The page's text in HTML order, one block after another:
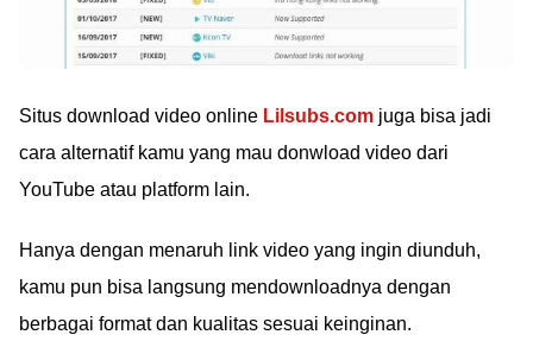
Situs download video online Lilsubs.com juga bisa jadi
cara alternatif kamu yang mau donwload video dari
YouTube atau platform lain.
Hanya dengan menaruh link video yang ingin diunduh,
kamu pun bisa langsung mendownloadnya dengan
berbagai format dan kualitas sesuai keinginan.